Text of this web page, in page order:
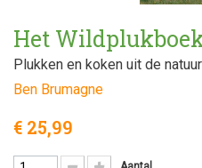
Het
Plukken en koken uit de natuur
Ben Brumagne
€ 25,99